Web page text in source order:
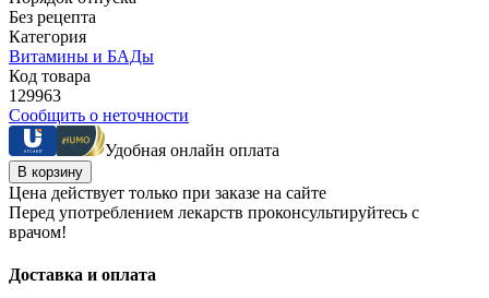
Без рецепта
Категория
Витамины и БАДы
Код товара
129963
Сообщить о неточности
Удобная онлайн оплата
В корзину
Цена действует только при заказе на сайте
Перед употреблением лекарств проконсультируйтесь с
врачом!
Доставка и оплата